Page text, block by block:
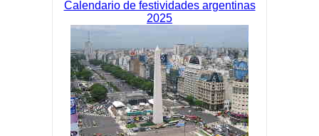
Calendario de festividades argentinas
2025